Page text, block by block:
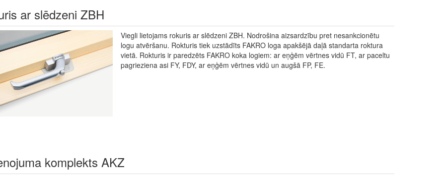
ar slēdzeni ZBH
Viegli lietojams rokuris ar slēdzeni ZBH. Nodrošina aizsardzību pret nesankcionētu
logu atvēršanu. Rokturis tiek uzstādīts FAKRO loga apakšējā daļā standarta roktura
vietā. Rokturis ir paredzēts FAKRO koka logiem: ar eņģēm vērtnes vidū FT, ar paceltu
pagrieziena asi FY, FDY, ar eņģēm vērtnes vidū un augšā FP, FE.
komplekts AKZ